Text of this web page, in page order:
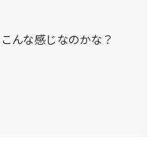
んな感じなのかな？